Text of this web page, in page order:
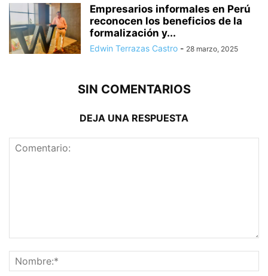
Empresarios informales en Perú
reconocen los beneficios de la
formalización y...
Edwin Terrazas Castro - 28 marzo, 2025
SIN COMENTARIOS
DEJA UNA RESPUESTA